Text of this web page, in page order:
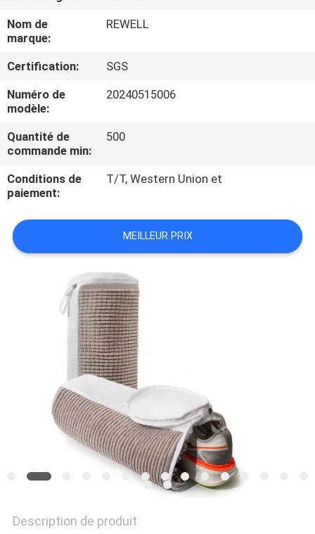
VISITE
D'USINE
CONTRÔLE
DE
QUALITÉ
PLAN
DU
SITE
PRIVACY
POLICY
Nom de
marque:
REWELL
Certification:
SGS
Numéro de
modèle:
20240515006
Quantité de
commande min:
500
Conditions de
paiement:
T/T, Western Union et
MEILLEUR PRIX
Description de produit